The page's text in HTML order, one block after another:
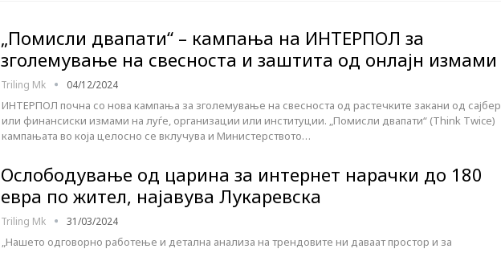
„Помисли двапати“ – кампања на ИНТЕРПОЛ за
зголемување на свесноста и заштита од онлајн измами
Triling Mk 04/12/2024
ИНТЕРПОЛ почна со нова кампања за зголемување на свесноста од растечките закани од сајбер
или финансиски измами на луѓе, организации или институции. „Помисли двапати“ (Think Twice)
кампањата во која целосно се вклучува и Министерството…
Ослободување од царина за интернет нарачки до 180
евра по жител, најавува Лукаревска
Triling Mk 31/03/2024
„Нашето одговорно работење и детална анализа на трендовите ни даваат простор и за